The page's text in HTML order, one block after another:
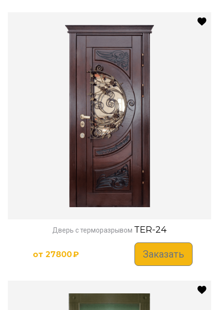
Дверь с терморазрывом TER-24
от 27800₽ Заказать